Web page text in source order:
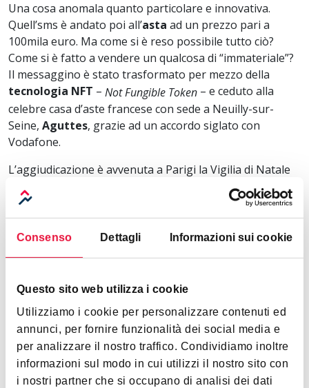
Consenso Dettagli Informazioni sui cookie
Questo sito web utilizza i cookie
Utilizziamo i cookie per personalizzare contenuti ed
annunci, per fornire funzionalità dei social media e
per analizzare il nostro traffico. Condividiamo inoltre
informazioni sul modo in cui utilizzi il nostro sito con
i nostri partner che si occupano di analisi dei dati
Una cosa anomala quanto particolare e innovativa.
Quell’sms è andato poi all’asta ad un prezzo pari a
100mila euro. Ma come si è reso possibile tutto ciò?
Come si è fatto a vendere un qualcosa di “immateriale”?
Il messaggino è stato trasformato per mezzo della
tecnologia NFT – Not Fungible Token – e ceduto alla
celebre casa d’aste francese con sede a Neuilly-sur-
Seine, Aguttes, grazie ad un accordo siglato con
Vodafone.
L’aggiudicazione è avvenuta a Parigi la Vigilia di Natale
del 2021 per un totale di
. Per l’occasione
l’acquirente, rimasto anonimo, ha ricevuto una cornice
digitale con la certificazione firmata dal dirigente di
Vodafone, Nick Read. Il ricavato è stato poi devoluto
Ma questo è solo uno degli esperimenti in NFT. Tra i
tanti degli ultimi anni, spiccano anche l’asta del codice
sorgente del World Wide Web, venduto per 5,4 milioni di
dollari lo scorso giugno o il primo tweet di Dorsey,
fondatore di Twitter, aggiudicato sempre nel 2021 per
2,9 milioni di dollari.